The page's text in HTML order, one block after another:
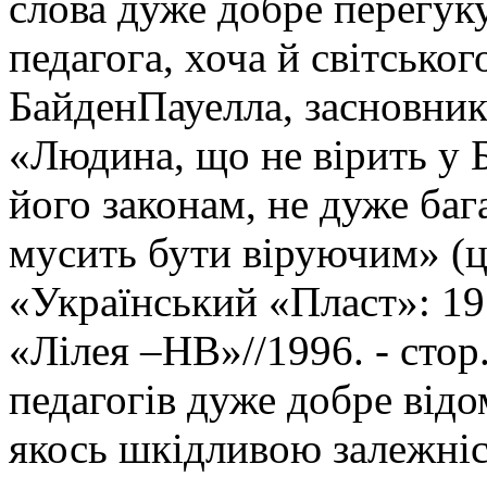
педагога, хоча й
БайденПауелла,
«Людина, що не вірить у
його законам, не дуже
мусить бути віруючим»
«Український «Пласт»:
«Лілея –НВ»//1996. -
педагогів дуже добре
якось шкідливою